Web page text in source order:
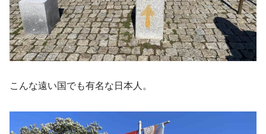
こんな遠い国でも有名な日本人。